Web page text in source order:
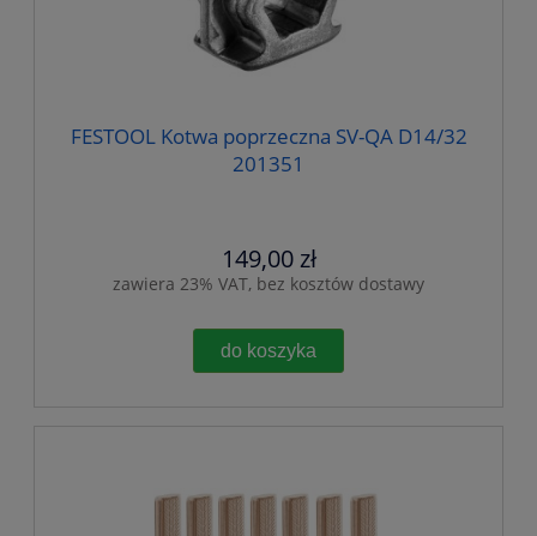
FESTOOL Kotwa poprzeczna SV-QA D14/32
201351
149,00 zł
zawiera 23% VAT, bez kosztów dostawy
do koszyka